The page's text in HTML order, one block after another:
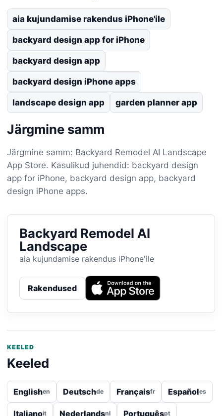
aia kujundamise rakendus iPhone'ile
backyard design app for iPhone
backyard design app
backyard design iPhone apps
landscape design app garden planner app
Järgmine samm
Järgmine samm: Backyard Remodel AI Landscape
App Store. Kasulikud juhendid: backyard design
app for iPhone, backyard design app, backyard
design iPhone apps.
Backyard Remodel AI
Landscape
aia kujundamise rakendus iPhone'ile
Rakendused
KEELED
Keeled
Englishen Deutschde Françaisfr Españoles
Italianoit Nederlandsnl Portuguêspt